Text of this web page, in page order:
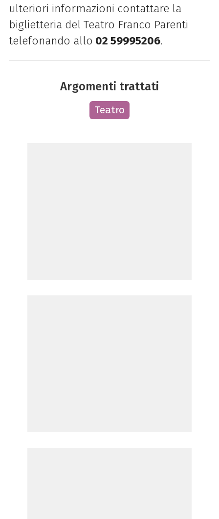
ulteriori informazioni contattare la
biglietteria del Teatro Franco Parenti
telefonando allo 02 59995206.
Argomenti trattati
Teatro